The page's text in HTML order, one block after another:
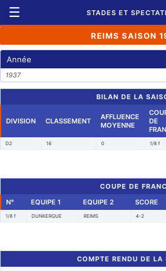
☰ STADES ET
REIMS SAISON
Année
1937
BILAN DE LA
DIVISION CLASSEMENT
AFFLUENCE
MOYENNE
DE
D2 16 0 1/8 f
COUPE DE
N°
EQUIPE 1 EQUIPE 2 SCORE
1/8 f DUNKERQUE REIMS 4-2
COMPTE RENDU DE LA